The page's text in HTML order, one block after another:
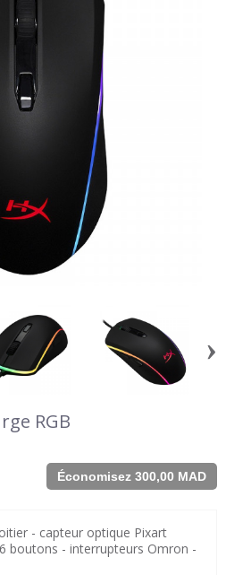
›
RGB
Économisez 300,00 MAD
- capteur optique Pixart
boutons - interrupteurs Omron -